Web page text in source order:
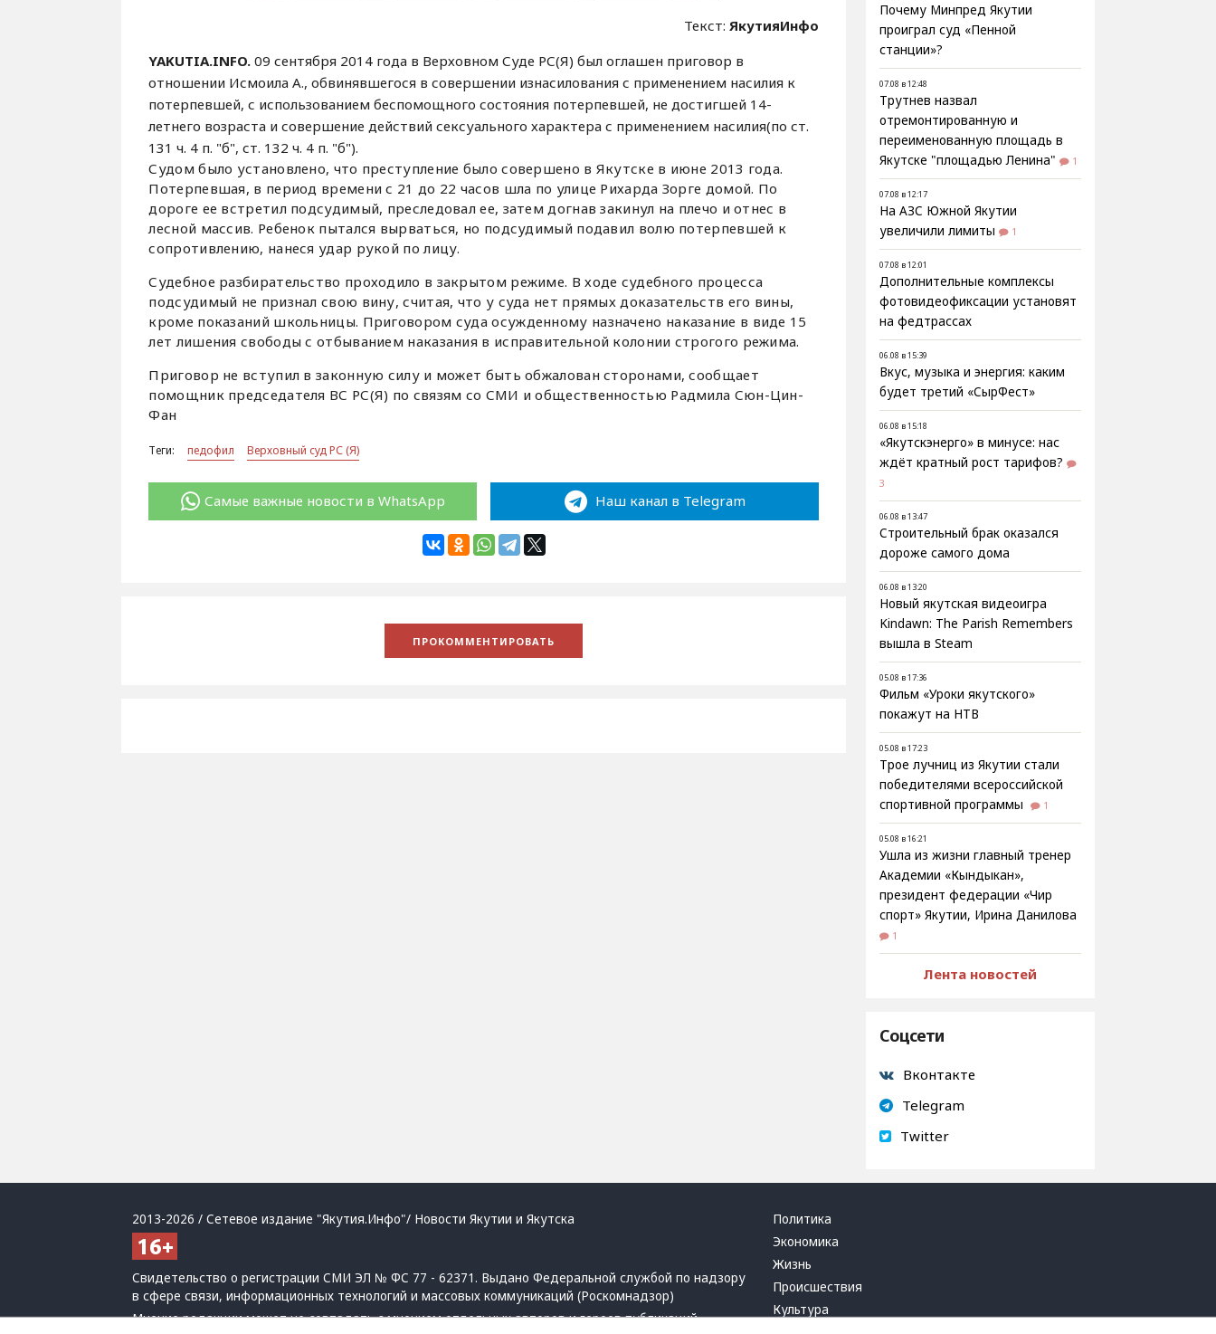
Текст:ЯкутияИнфо
YAKUTIA.INFO. 09 сентября 2014 года в Верховном Суде РС(Я) был оглашен приговор в
отношении Исмоила А., обвинявшегося в совершении изнасилования с применением насилия к
потерпевшей, с использованием беспомощного состояния потерпевшей, не достигшей 14-
летнего возраста и совершение действий сексуального характера с применением насилия(по ст.
131 ч. 4 п. "б", ст. 132 ч. 4 п. "б").
Судом было установлено, что преступление было совершено в Якутске в июне 2013 года.
Потерпевшая, в период времени с 21 до 22 часов шла по улице Рихарда Зорге домой. По
дороге ее встретил подсудимый, преследовал ее, затем догнав закинул на плечо и отнес в
лесной массив. Ребенок пытался вырваться, но подсудимый подавил волю потерпевшей к
сопротивлению, нанеся удар рукой по лицу.
Судебное разбирательство проходило в закрытом режиме. В ходе судебного процесса
подсудимый не признал свою вину, считая, что у суда нет прямых доказательств его вины,
кроме показаний школьницы. Приговором суда осужденному назначено наказание в виде 15
лет лишения свободы с отбыванием наказания в исправительной колонии строгого режима.
Приговор не вступил в законную силу и может быть обжалован сторонами, сообщает
помощник председателя ВС РС(Я) по связям со СМИ и общественностью Радмила Сюн-Цин-
Фан
Теги: педофил Верховный суд РС (Я)
Самые важные новости в WhatsApp Наш канал в Telegram
Почему Минпред Якутии
проиграл суд «Пенной
станции»?
07.08 в 12:48
Трутнев назвал
отремонтированную и
переименованную площадь в
Якутске "площадью Ленина"
1
07.08 в 12:17
На АЗС Южной Якутии
увеличили лимиты
1
07.08 в 12:01
Дополнительные комплексы
фотовидеофиксации установят
на федтрассах
06.08 в 15:39
Вкус, музыка и энергия: каким
будет третий «СырФест»
06.08 в 15:18
«Якутскэнерго» в минусе: нас
ждёт кратный рост тарифов?
3
06.08 в 13:47
Строительный брак оказался
дороже самого дома
06.08 в 13:20
Новый якутская видеоигра
Kindawn: The Parish Remembers
вышла в Steam
05.08 в 17:36
Фильм «Уроки якутского»
покажут на НТВ
05.08 в 17:23
Трое лучниц из Якутии стали
победителями всероссийской
спортивной программы
1
05.08 в 16:21
Ушла из жизни главный тренер
Академии «Кындыкан»,
президент федерации «Чир
спорт» Якутии, Ирина Данилова
1
Лента новостей
Соцсети
Вконтакте
Telegram
Twitter
2013-2026 / Сетевое издание "Якутия.Инфо"/ Новости Якутии и Якутска
Свидетельство о регистрации СМИ ЭЛ № ФС 77 - 62371. Выдано Федеральной службой по надзору
в сфере связи, информационных технологий и массовых коммуникаций (Роскомнадзор)
Мнение редакции может не совпадать с мнением отдельных авторов и героев публикаций.
Политика
Экономика
Жизнь
Происшествия
Культура